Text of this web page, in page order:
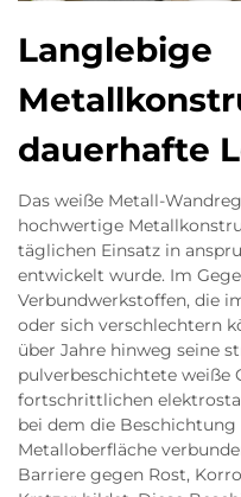
Langlebige
dauerhafte
Das weiße Metall-
hochwertige
täglichen Einsatz in
entwickelt wurde. Im
Verbundwerkstoffen, die
oder sich verschlechtern
über Jahre hinweg seine
pulverbeschichtete weiße
fortschrittlichen
bei dem die
Metalloberfläche
Barriere gegen Rost,